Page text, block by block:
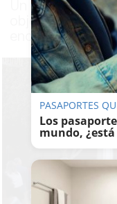
Un grupo de
objetos contra
encontraba allí
PASAPORTES
Los
mundo,